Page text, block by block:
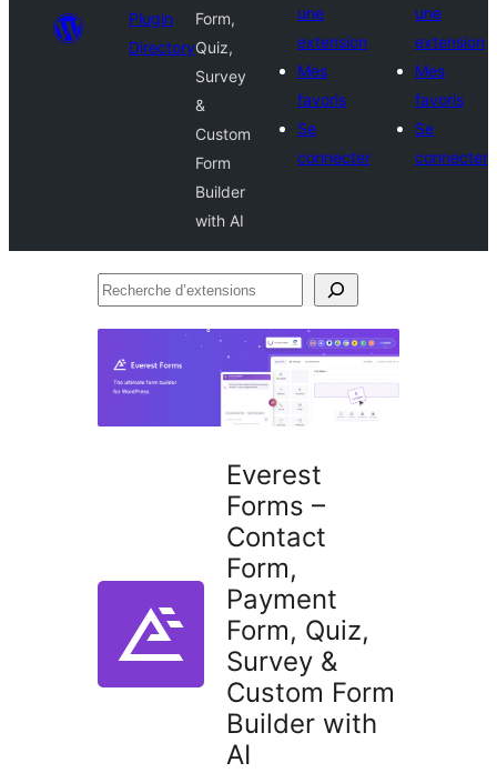
Plugin
Directory
Form,
Quiz,
Survey
&
Custom
Form
Builder
with AI
une
extension
Mes
favoris
Se
connecter
une
extension
Mes
favoris
Se
connecter
Recherche
Everest
Forms –
Contact
Form,
Payment
Form, Quiz,
Survey &
Custom Form
Builder with
AI